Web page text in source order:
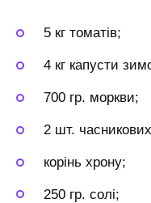
5 кг томатів;
4 кг капусти
700 гр. моркви;
2 шт.
корінь хрону;
250 гр. солі;